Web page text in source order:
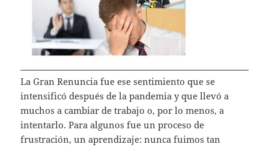
La Gran Renuncia fue ese sentimiento que se
intensificó después de la pandemia y que llevó a
muchos a cambiar de trabajo o, por lo menos, a
intentarlo. Para algunos fue un proceso de
frustración, un aprendizaje: nunca fuimos tan